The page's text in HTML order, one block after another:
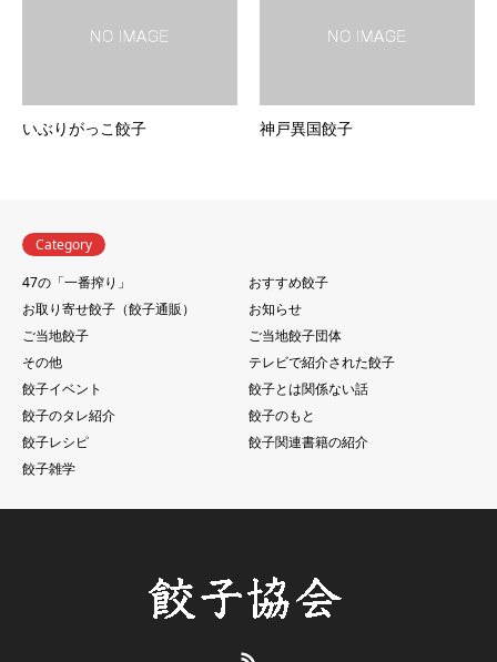
いぶりがっこ餃子 神戸異国餃子
Category
47の「一番搾り」
おすすめ餃子
お取り寄せ餃子（餃子通販）
お知らせ
ご当地餃子
ご当地餃子団体
その他
テレビで紹介された餃子
餃子イベント
餃子とは関係ない話
餃子のタレ紹介
餃子のもと
餃子レシピ
餃子関連書籍の紹介
餃子雑学